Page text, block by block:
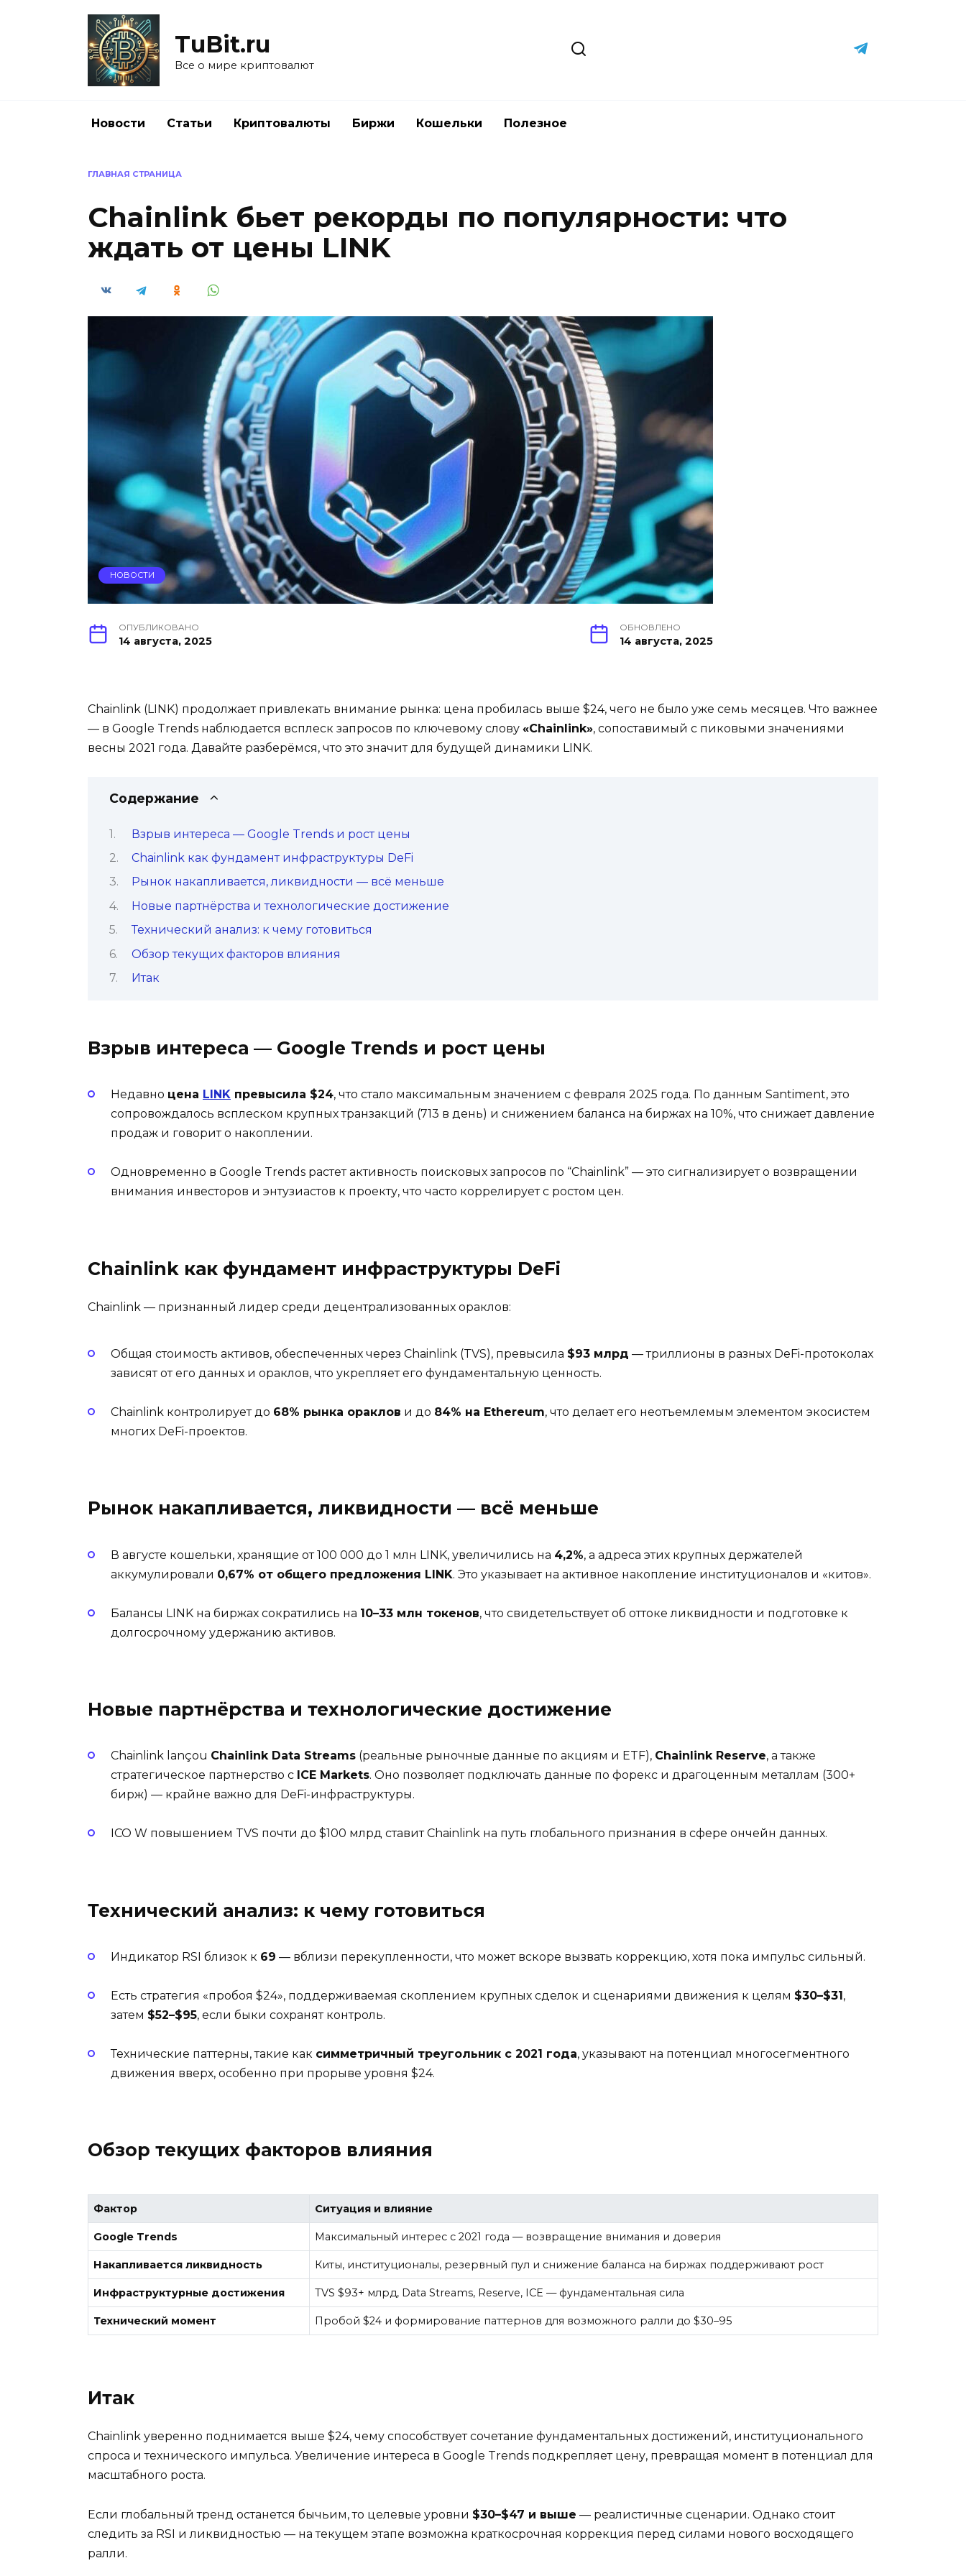
TuBit.ru
Все о мире криптовалют
Новости Статьи Криптовалюты Биржи Кошельки Полезное
ГЛАВНАЯ СТРАНИЦА
Chainlink бьет рекорды по популярности: что
ждать от цены LINK
НОВОСТИ
ОПУБЛИКОВАНО
14 августа, 2025
ОБНОВЛЕНО
14 августа, 2025
Chainlink (LINK) продолжает привлекать внимание рынка: цена пробилась выше $24, чего не было уже семь месяцев. Что важнее
— в Google Trends наблюдается всплеск запросов по ключевому слову «Chainlink», сопоставимый с пиковыми значениями
весны 2021 года. Давайте разберёмся, что это значит для будущей динамики LINK.
Содержание
Взрыв интереса — Google Trends и рост цены
Chainlink как фундамент инфраструктуры DeFi
Рынок накапливается, ликвидности — всё меньше
Новые партнёрства и технологические достижение
Технический анализ: к чему готовиться
Обзор текущих факторов влияния
Итак
Взрыв интереса — Google Trends и рост цены
Недавно цена LINK превысила $24, что стало максимальным значением с февраля 2025 года. По данным Santiment, это
сопровождалось всплеском крупных транзакций (713 в день) и снижением баланса на биржах на 10%, что снижает давление
продаж и говорит о накоплении.
Одновременно в Google Trends растет активность поисковых запросов по “Chainlink” — это сигнализирует о возвращении
внимания инвесторов и энтузиастов к проекту, что часто коррелирует с ростом цен.
Chainlink как фундамент инфраструктуры DeFi
Chainlink — признанный лидер среди децентрализованных ораклов:
Общая стоимость активов, обеспеченных через Chainlink (TVS), превысила $93 млрд — триллионы в разных DeFi-протоколах
зависят от его данных и ораклов, что укрепляет его фундаментальную ценность.
Chainlink контролирует до 68% рынка ораклов и до 84% на Ethereum, что делает его неотъемлемым элементом экосистем
многих DeFi-проектов.
Рынок накапливается, ликвидности — всё меньше
В августе кошельки, хранящие от 100 000 до 1 млн LINK, увеличились на 4,2%, а адреса этих крупных держателей
аккумулировали 0,67% от общего предложения LINK. Это указывает на активное накопление институционалов и «китов».
Балансы LINK на биржах сократились на 10–33 млн токенов, что свидетельствует об оттоке ликвидности и подготовке к
долгосрочному удержанию активов.
Новые партнёрства и технологические достижение
Chainlink lançou Chainlink Data Streams (реальные рыночные данные по акциям и ETF), Chainlink Reserve, а также
стратегическое партнерство с ICE Markets. Оно позволяет подключать данные по форекс и драгоценным металлам (300+
бирж) — крайне важно для DeFi-инфраструктуры.
ICO W повышением TVS почти до $100 млрд ставит Chainlink на путь глобального признания в сфере ончейн данных.
Технический анализ: к чему готовиться
Индикатор RSI близок к 69 — вблизи перекупленности, что может вскоре вызвать коррекцию, хотя пока импульс сильный.
Есть стратегия «пробоя $24», поддерживаемая скоплением крупных сделок и сценариями движения к целям $30–$31,
затем $52–$95, если быки сохранят контроль.
Технические паттерны, такие как симметричный треугольник с 2021 года, указывают на потенциал многосегментного
движения вверх, особенно при прорыве уровня $24.
Обзор текущих факторов влияния
Фактор Ситуация и влияние
Google Trends Максимальный интерес с 2021 года — возвращение внимания и доверия
Накапливается ликвидность Киты, институционалы, резервный пул и снижение баланса на биржах поддерживают рост
Инфраструктурные достижения TVS $93+ млрд, Data Streams, Reserve, ICE — фундаментальная сила
Технический момент Пробой $24 и формирование паттернов для возможного ралли до $30–95
Итак
Chainlink уверенно поднимается выше $24, чему способствует сочетание фундаментальных достижений, институционального
спроса и технического импульса. Увеличение интереса в Google Trends подкрепляет цену, превращая момент в потенциал для
масштабного роста.
Если глобальный тренд останется бычьим, то целевые уровни $30–$47 и выше — реалистичные сценарии. Однако стоит
следить за RSI и ликвидностью — на текущем этапе возможна краткосрочная коррекция перед силами нового восходящего
ралли.